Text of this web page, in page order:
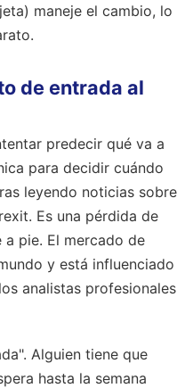
maneje el cambio, lo
de entrada al
predecir qué va a
para decidir cuándo
leyendo noticias sobre
Es una pérdida de
pie. El mercado de
y está influenciado
analistas profesionales
Alguien tiene que
hasta la semana